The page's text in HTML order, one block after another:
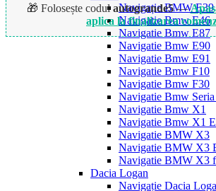
Navigație BMW E39
Navigatie Bmw E46
Navigatie Bmw E87
Navigatie Bmw E90
Navigatie Bmw E91
Navigatie Bmw F10
Navigatie Bmw F30
Navigatie Bmw
Navigatie Bmw X1
Navigatie Bmw X1
Navigatie BMW X3
Navigatie BMW X3
Navigatie BMW X3
Dacia Logan
Navigație Dacia
🎁 Folosește codulautogrande5—
aplica la finalizarea